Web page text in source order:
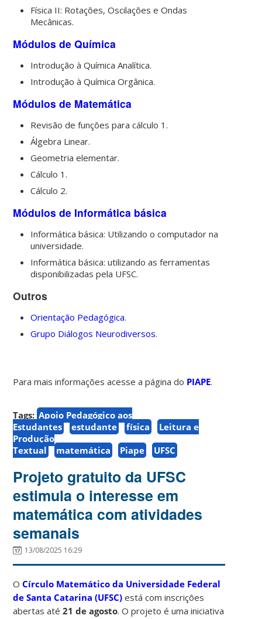
Física II: Rotações, Oscilações e Ondas
Mecânicas.
Módulos de Química
Introdução à Química Analítica.
Introdução à Química Orgânica.
Módulos de Matemática
Revisão de funções para cálculo 1.
Álgebra Linear.
Geometria elementar.
Cálculo 1.
Cálculo 2.
Módulos de Informática básica
Informática básica: Utilizando o computador na
universidade.
Informática básica: utilizando as ferramentas
disponibilizadas pela UFSC.
Outros
Orientação Pedagógica.
Grupo Diálogos Neurodiversos.
Para mais informações acesse a página do PIAPE.
Tags: Apoio Pedagógico aos
Estudantes
estudante física
Leitura e
Produção
Textual
matemática Piape UFSC
Projeto gratuito da UFSC
estimula o interesse em
matemática com atividades
semanais
13/08/2025 16:29
OCírculo Matemático da Universidade Federal
de Santa Catarina (UFSC) está com inscrições
abertas até21 de agosto. O projeto é uma iniciativa